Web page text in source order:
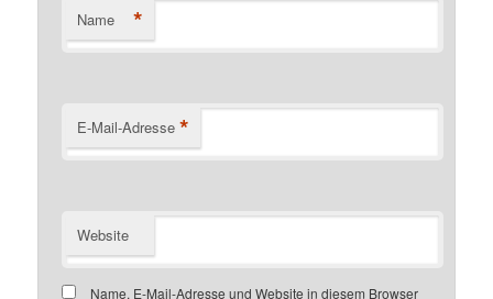
Name *
E-Mail-Adresse *
Website
Name, E-Mail-Adresse und Website in diesem Browser